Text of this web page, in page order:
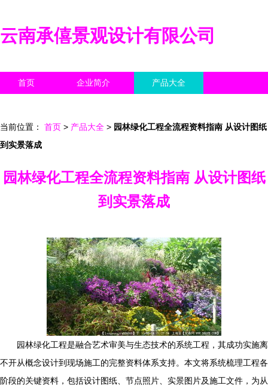
云南承僖景观设计有限公司
首页 企业简介 产品大全
当前位置： 首页 > 产品大全 > 园林绿化工程全流程资料指南 从设计图纸
到实景落成
园林绿化工程全流程资料指南 从设计图纸
到实景落成
园林绿化工程是融合艺术审美与生态技术的系统工程，其成功实施离
不开从概念设计到现场施工的完整资料体系支持。本文将系统梳理工程各
阶段的关键资料，包括设计图纸、节点照片、实景图片及施工文件，为从